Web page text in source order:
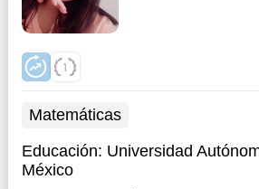
Matemáticas
Educación: Universidad
México